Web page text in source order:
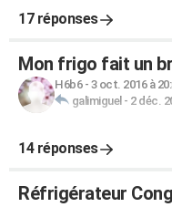
17 réponses
Mon frigo fait un
H6b6- 3 oct. 2016 à
galimiguel - 2 déc.
14 réponses
Réfrigérateur